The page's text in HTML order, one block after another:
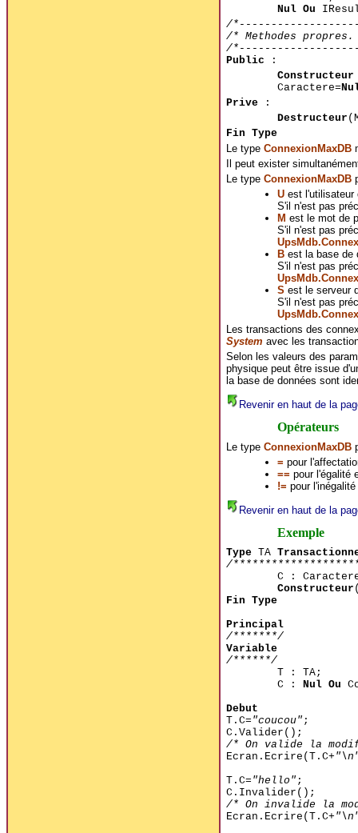
Nul Ou
/
/* Methodes
/
Public :
Caractere=
Prive:
Destructeur
Fin Type
Le type ConnexionMaxDB
Il peut exister
Le type ConnexionMaxDB
Uest l'utilisateur
S'il n'est pas
M est le mot de
S'il n'est pas
Best la base de
S'il n'est pas
S est le serveur
S'il n'est pas
Les transactions des
System avec les
Selon les valeurs des
physique peut être issue
la base de données sont
Revenir en haut de la
Opérateurs
Le type ConnexionMaxDB
= pour
== pour l'égalité
!= pour
Revenir en haut de la
Exemple
TypeTA
/
C :
Constructeur
Fin Type
Principal
/*******/
Variable
/******/
T : TA;
C : Nul Ou
Debut
T.C= "coucou" ;
C.Valider();
/* On valide la
Ecran.Ecrire(T.C+
T.C= "hello" ;
C.Invalider();
/* On invalide la
Ecran.Ecrire(T.C+